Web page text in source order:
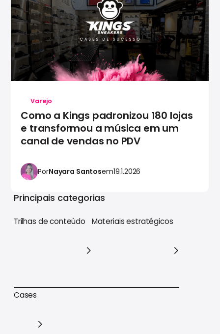
Varejo
Como a Kings padronizou 180 lojas
e transformou a música em um
canal de vendas no PDV
PorNayara Santosem19.1.2026
Principais categorias
Trilhas de conteúdo
Trilhas de conteúdo
Materiais estratégicos
Cases